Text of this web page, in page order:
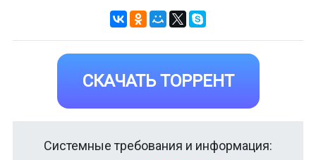
СКАЧАТЬ ТОРРЕНТ
Системные требования и информация: